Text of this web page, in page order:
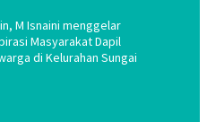
M Isnaini menggelar
Masyarakat Dapil
di Kelurahan Sungai